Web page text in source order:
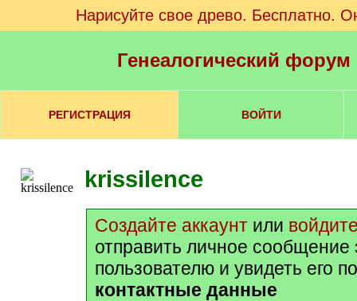
Нарисуйте свое древо. Бесплатно.
Генеалогический
РЕГИСТРАЦИЯ ВОЙТИ
krissilence
Создайте аккаунт или
отправить личное сообщение
пользователю и увидеть его
контактные данные